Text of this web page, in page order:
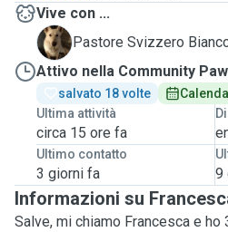
Vive con ...
N
Pastore Svizzero
Attivo nella Community
salvato 18 volte
Ultima attività
circa 15 ore fa
Ultimo contatto
3 giorni fa 9
Informazioni su
Salve, mi chiamo Francesca e ho